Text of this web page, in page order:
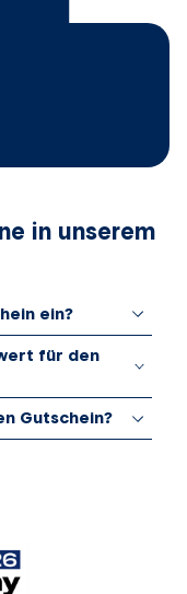
in unserem
ein?
für den
Gutschein?